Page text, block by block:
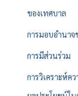
ของเทศบาล
การมอบอำนา
การมีส่วนร่วม
การวิเคราะห์ค